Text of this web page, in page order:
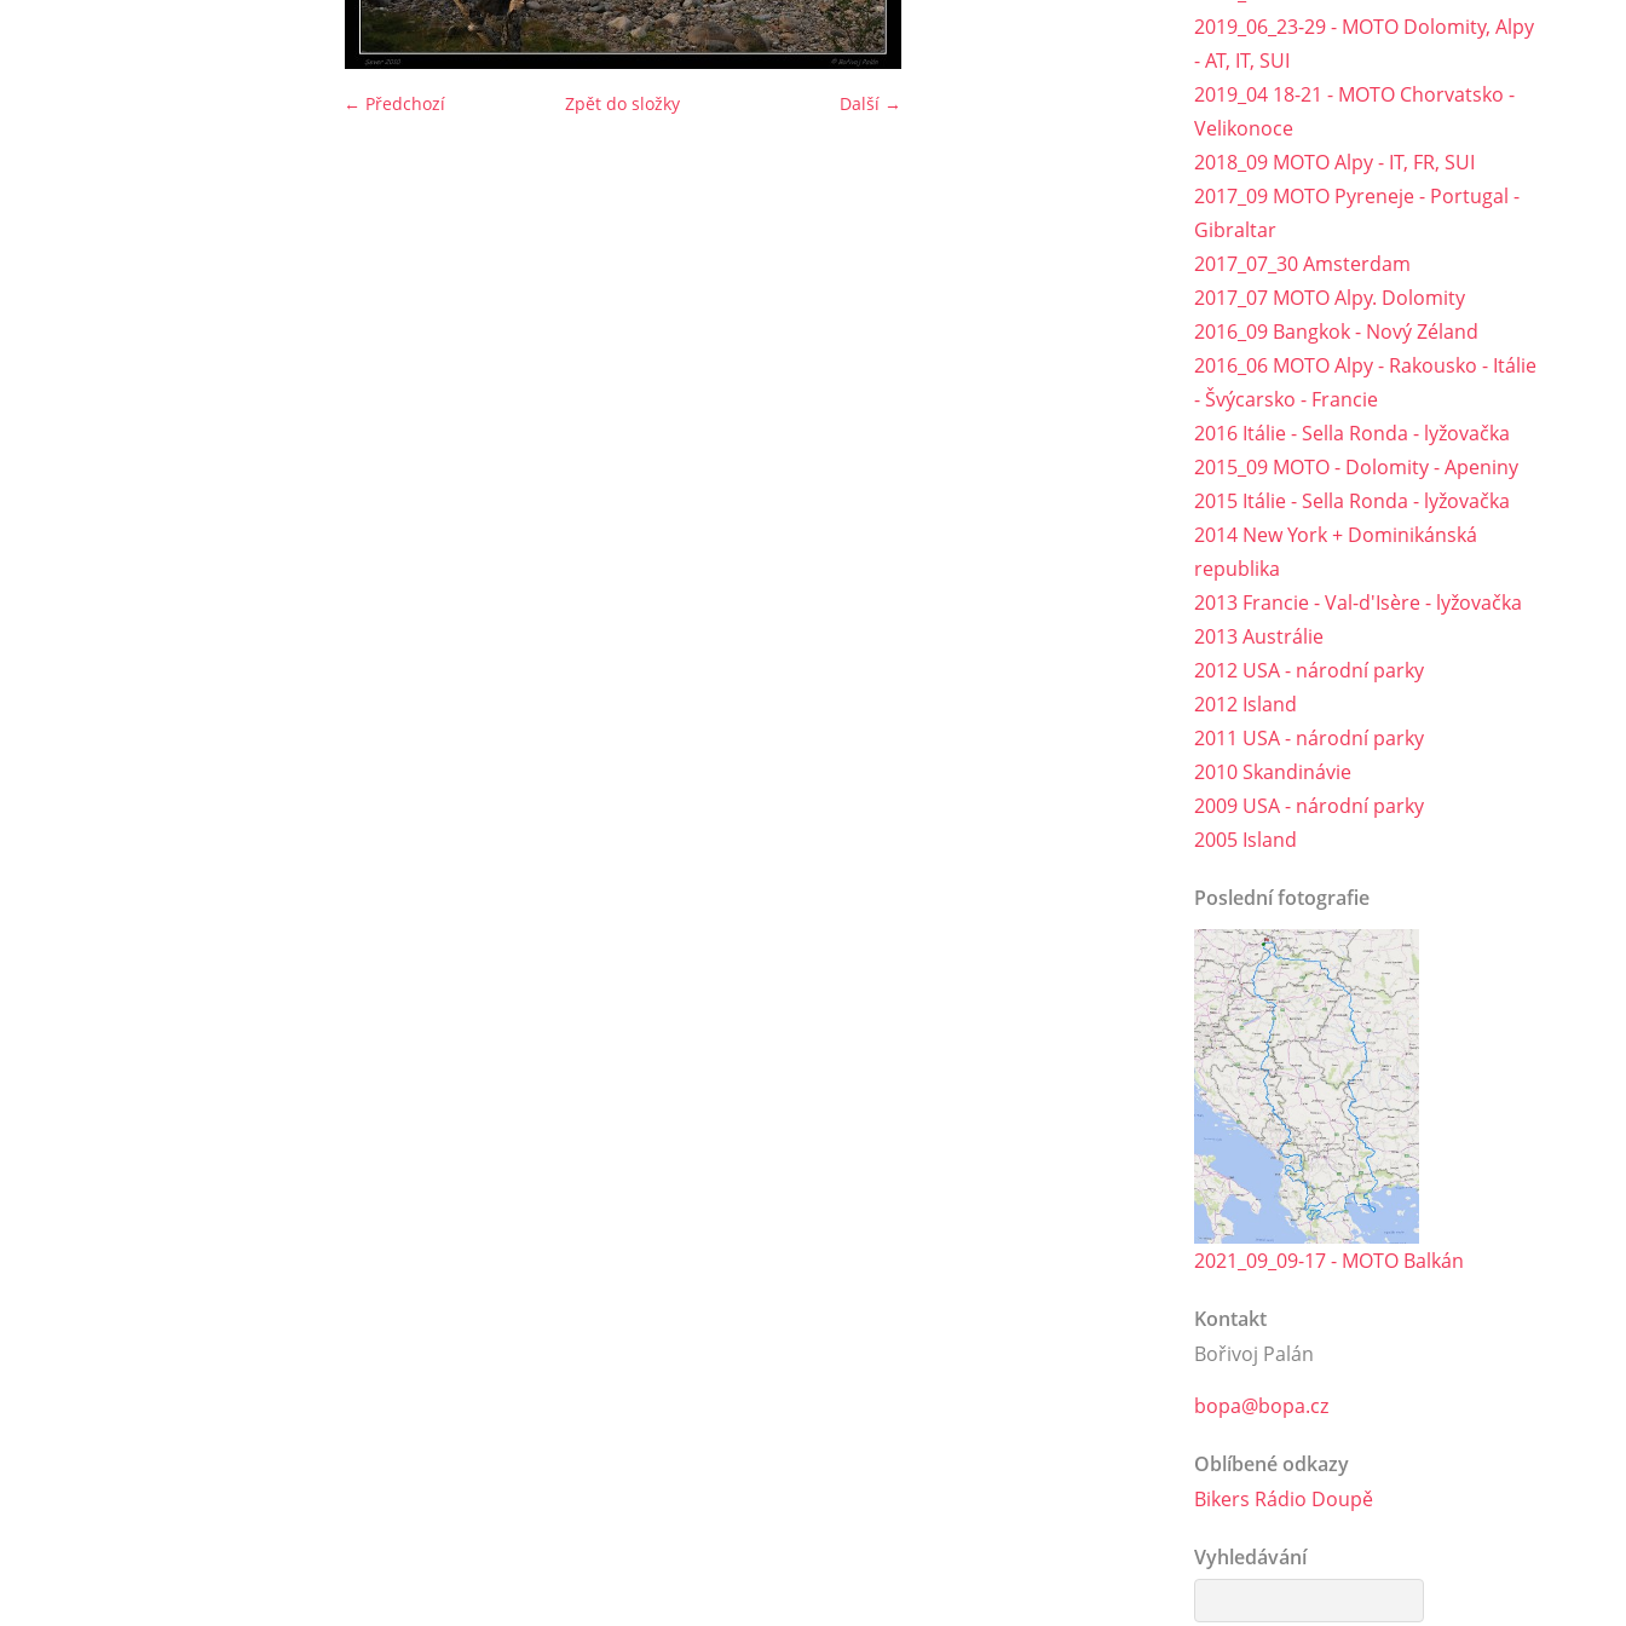
← Předchozí Další →
Zpět do složky
2019_06_23-29 - MOTO Dolomity, Alpy
- AT, IT, SUI
2019_04 18-21 - MOTO Chorvatsko -
Velikonoce
2018_09 MOTO Alpy - IT, FR, SUI
2017_09 MOTO Pyreneje - Portugal -
Gibraltar
2017_07_30 Amsterdam
2017_07 MOTO Alpy. Dolomity
2016_09 Bangkok - Nový Zéland
2016_06 MOTO Alpy - Rakousko - Itálie
- Švýcarsko - Francie
2016 Itálie - Sella Ronda - lyžovačka
2015_09 MOTO - Dolomity - Apeniny
2015 Itálie - Sella Ronda - lyžovačka
2014 New York + Dominikánská
republika
2013 Francie - Val-d'Isère - lyžovačka
2013 Austrálie
2012 USA - národní parky
2012 Island
2011 USA - národní parky
2010 Skandinávie
2009 USA - národní parky
2005 Island
Poslední fotografie
2021_09_09-17 - MOTO Balkán
Kontakt
Bořivoj Palán
bopa@bopa.cz
Oblíbené odkazy
Bikers Rádio Doupě
Vyhledávání